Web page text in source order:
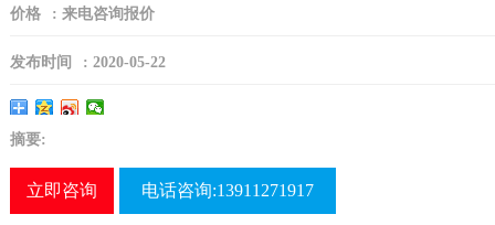
价格 : 来电咨询报价
发布时间 : 2020-05-22
摘要:
立即咨询 电话咨询:13911271917